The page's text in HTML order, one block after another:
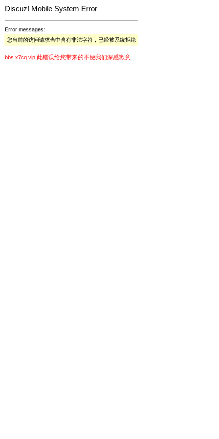
Discuz! Mobile System Error
Error messages:
您当前的访问请求当中含有非法字符，已经被系统拒绝
bbs.x7cq.vip 此错误给您带来的不便我们深感歉意